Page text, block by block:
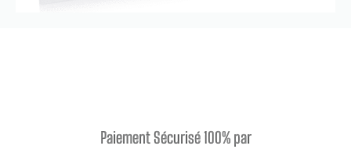
Paiement Sécurisé 100% par